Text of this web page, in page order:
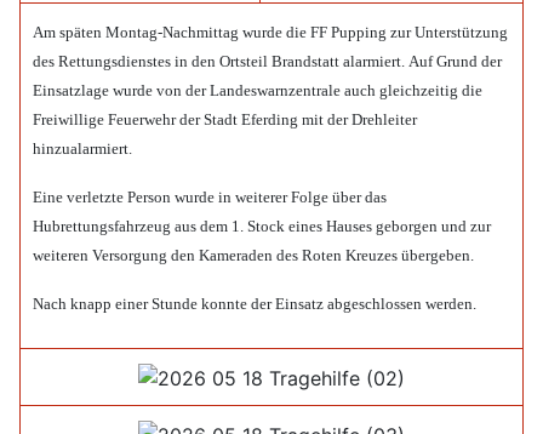
Am späten Montag-Nachmittag wurde die FF Pupping zur Unterstützung
des Rettungsdienstes in den Ortsteil Brandstatt alarmiert. Auf Grund der
Einsatzlage wurde von der Landeswarnzentrale auch gleichzeitig die
Freiwillige Feuerwehr der Stadt Eferding mit der Drehleiter
hinzualarmiert.
Eine verletzte Person wurde in weiterer Folge über das
Hubrettungsfahrzeug aus dem 1. Stock eines Hauses geborgen und zur
weiteren Versorgung den Kameraden des Roten Kreuzes übergeben.
Nach knapp einer Stunde konnte der Einsatz abgeschlossen werden.